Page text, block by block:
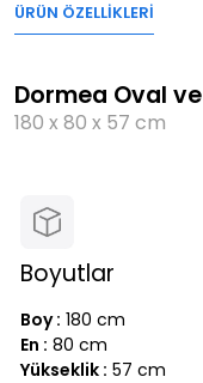
ÜRÜN ÖZELLIKLERI
Dormea Oval
180 x 80 x 57 cm
Boyutlar
Boy : 180 cm
En : 80 cm
Yükseklik : 57 cm